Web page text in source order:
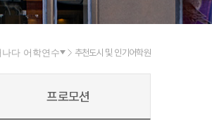
나다 어학연수 추천도시 및 인기어학원
프로모션